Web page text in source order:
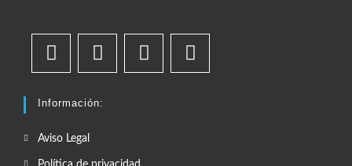
Información:
Aviso Legal